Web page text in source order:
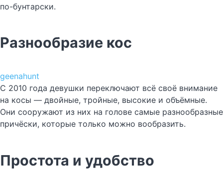
по-бунтарски.
Разнообразие кос
geenahunt
С 2010 года девушки переключают всё своё внимание
на косы — двойные, тройные, высокие и объёмные.
Они сооружают из них на голове самые разнообразные
причёски, которые только можно вообразить.
Простота и удобство